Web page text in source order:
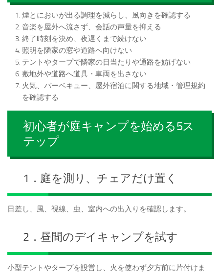
煙とにおいが出る調理を減らし、風向きを確認する
音楽を屋外へ流さず、会話の声量を抑える
終了時刻を決め、夜遅くまで続けない
照明を隣家の窓や道路へ向けない
テントやタープで隣家の日当たりや通路を妨げない
敷地外や道路へ道具・車両を出さない
火気、バーベキュー、屋外宿泊に関する地域・管理規約
を確認する
初心者が庭キャンプを始める5ス
テップ
1．庭を測り、チェアだけ置く
日差し、風、視線、虫、室内への出入りを確認します。
2．昼間のデイキャンプを試す
小型テントやタープを設営し、火を使わず夕方前に片付けま